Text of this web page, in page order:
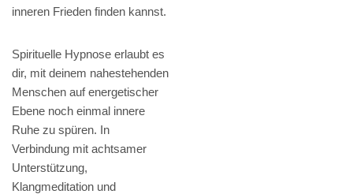
inneren Frieden finden kannst.
Spirituelle Hypnose erlaubt es
dir, mit deinem nahestehenden
Menschen auf energetischer
Ebene noch einmal innere
Ruhe zu spüren. In
Verbindung mit achtsamer
Unterstützung,
Klangmeditation und